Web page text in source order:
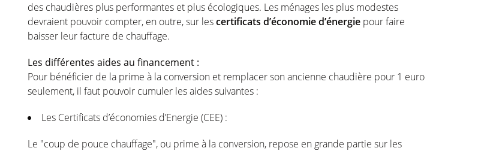
des chaudières plus performantes et plus écologiques. Les ménages les plus modestes
devraient pouvoir compter, en outre, sur lescertificats d’économie d’énergie pour faire
baisser leur facture de chauffage.
Les différentes aides au financement :
Pour bénéficier de la prime à la conversion et remplacer son ancienne chaudière pour 1 euro
seulement, il faut pouvoir cumuler les aides suivantes :
Les Certificats d’économies d’Energie (CEE) :
Le "coup de pouce chauffage", ou prime à la conversion, repose en grande partie sur les